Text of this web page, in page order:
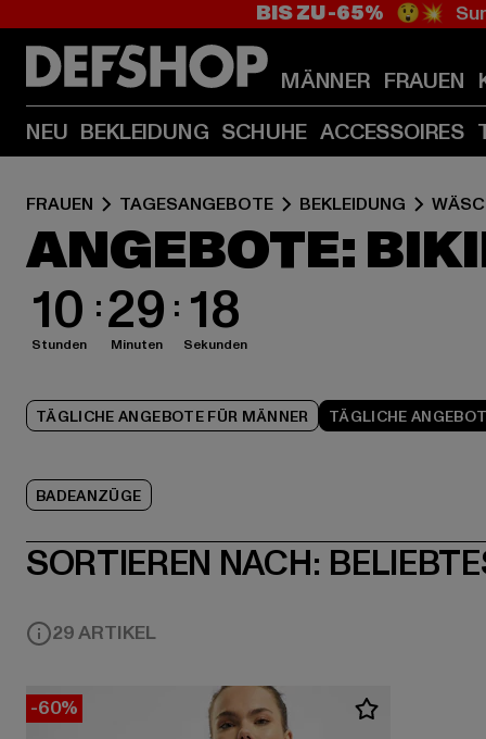
BIS ZU -65% 😲💥
MÄNNER FRAUEN
NEU BEKLEIDUNG SCHUHE ACCESSOIRES
FRAUEN TAGESANGEBOTE BEKLEIDUNG
ANGEBOTE:
10
Stunden 29
Minuten 17
Sekunden
TÄGLICHE ANGEBOTE FÜR MÄNNER TÄGLICHE
BADEANZÜGE
SORTIEREN NACH:
29 ARTIKEL
-60%